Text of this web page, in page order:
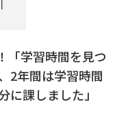
「学習時間を見つ
2年間は学習時間
に課しました」